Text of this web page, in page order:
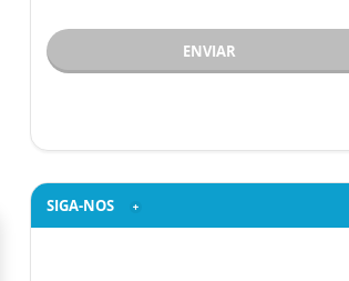
ENVIAR
SIGA-NOS